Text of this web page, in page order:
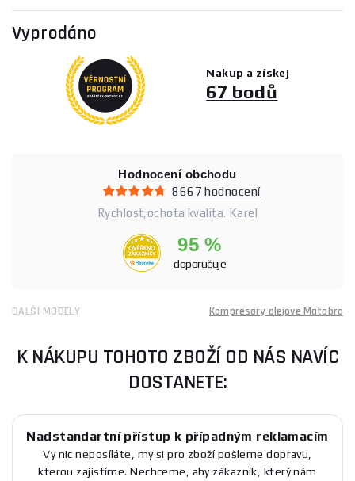
Vyprodáno
Nakup a získej
67 bodů
Hodnocení obchodu
8667 hodnocení
Rychlost,ochota kvalita. Karel
95 %
doporučuje
DALŠÍ MODELY Kompresory olejové Matabro
K NÁKUPU TOHOTO ZBOŽÍ OD NÁS NAVÍC
DOSTANETE:
Nadstandartní přístup k případným reklamacím
Vy nic neposíláte, my si pro zboží pošleme dopravu,
kterou zajistíme. Nechceme, aby zákazník, který nám